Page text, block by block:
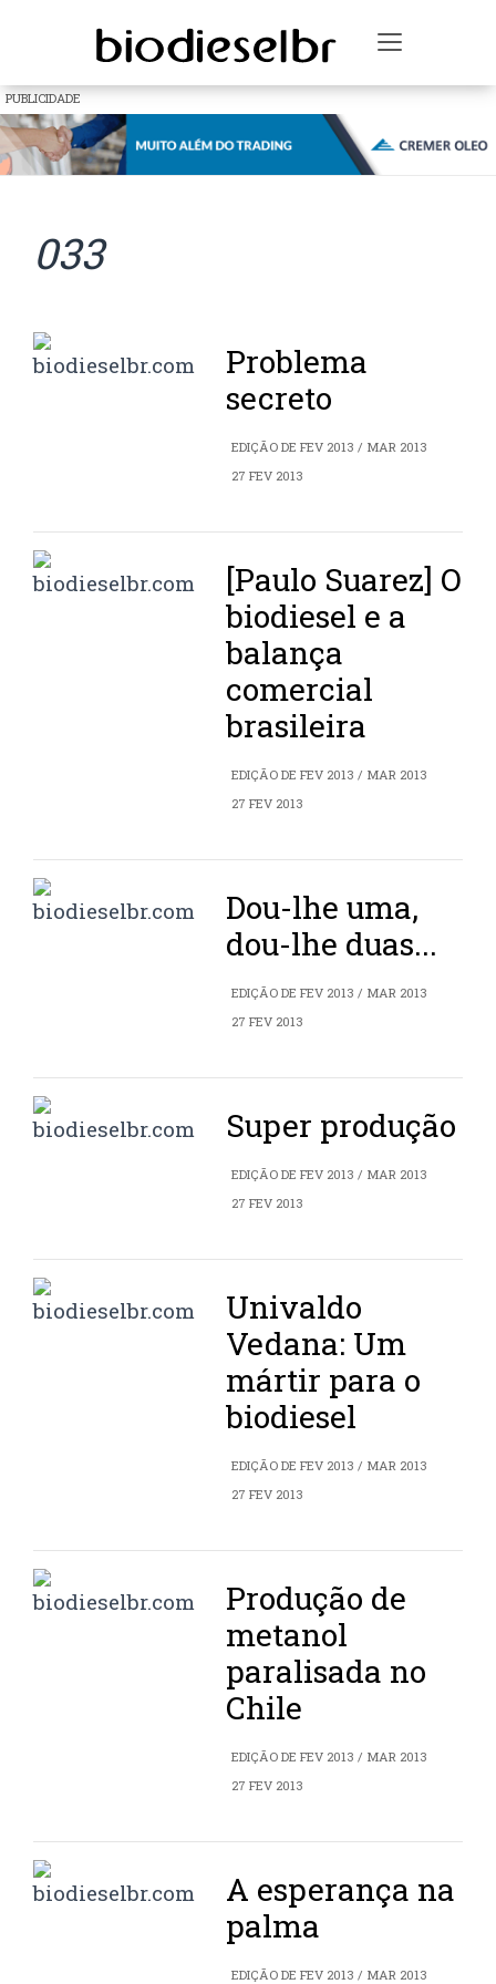
Toggle
PUBLICIDADE
033
Problema
secreto
EDIÇÃO DE FEV 2013 / MAR 2013
27 FEV 2013
[Paulo Suarez] O
biodiesel e a
balança
comercial
brasileira
EDIÇÃO DE FEV 2013 / MAR 2013
27 FEV 2013
Dou-lhe uma,
dou-lhe duas...
EDIÇÃO DE FEV 2013 / MAR 2013
27 FEV 2013
Super produção
EDIÇÃO DE FEV 2013 / MAR 2013
27 FEV 2013
Univaldo
Vedana: Um
mártir para o
biodiesel
EDIÇÃO DE FEV 2013 / MAR 2013
27 FEV 2013
Produção de
metanol
paralisada no
Chile
EDIÇÃO DE FEV 2013 / MAR 2013
27 FEV 2013
A esperança na
palma
EDIÇÃO DE FEV 2013 / MAR 2013